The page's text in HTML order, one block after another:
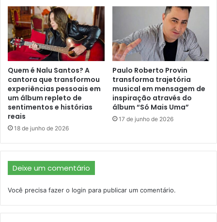
Quem é Nalu Santos? A
cantora que transformou
experiências pessoais em
um álbum repleto de
sentimentos e histórias
reais
18 de junho de 2026
Paulo Roberto Provin
transforma trajetória
musical em mensagem de
inspiração através do
álbum “Só Mais Uma”
17 de junho de 2026
Deixe um comentário
Você precisa fazer o login para publicar um comentário.